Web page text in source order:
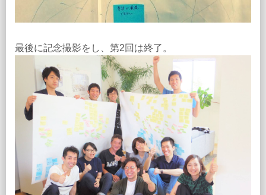
最後に記念撮影をし、第2回は終了。